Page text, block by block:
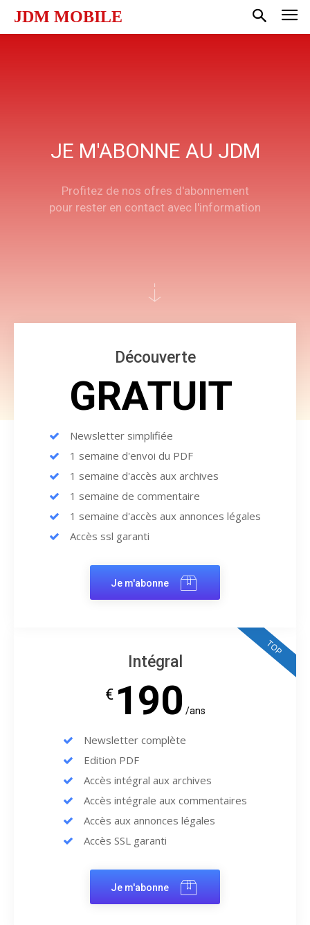
JDM MOBILE
JE M'ABONNE AU JDM
Profitez de nos ofres d'abonnement
pour rester en contact avec l'information
Découverte
GRATUIT
Newsletter simplifiée
1 semaine d'envoi du PDF
1 semaine d'accès aux archives
1 semaine de commentaire
1 semaine d'accès aux annonces légales
Accès ssl garanti
Je m'abonne
TOP
Intégral
€ 190 /ans
Newsletter complète
Edition PDF
Accès intégral aux archives
Accès intégrale aux commentaires
Accès aux annonces légales
Accès SSL garanti
Je m'abonne